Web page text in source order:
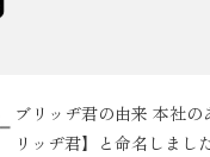
ブリッヂ君の由来 本社
リッヂ君】と命名しました